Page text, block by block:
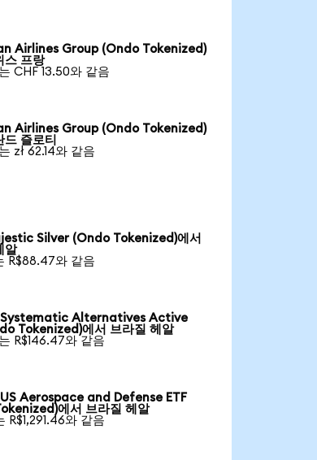
Airlines Group (Ondo Tokenized)
스 프랑
CHF 13.50와 같음
Airlines Group (Ondo Tokenized)
드 즐로티
zł 62.14와 같음
Silver (Ondo Tokenized)에서
알
R$88.47와 같음
Systematic Alternatives Active
Tokenized)에서 브라질 헤알
R$146.47와 같음
Aerospace and Defense ETF
에서 브라질 헤알
R$1,291.46와 같음